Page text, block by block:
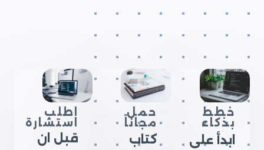
خطط
بذكاء
ابدأ على
حمل
مجاناً
كتاب
اطلب
استشارة
قبل ان